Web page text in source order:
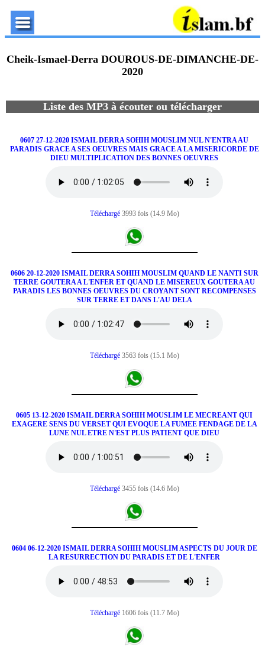
Cheik-Ismael-Derra DOUROUS-DE-DIMANCHE-DE-
2020
Liste des MP3 à écouter ou télécharger
0607 27-12-2020 ISMAIL DERRA SOHIH MOUSLIM NUL N'ENTRA AU
PARADIS GRACE A SES OEUVRES MAIS GRACE A LA MISERICORDE DE
DIEU MULTIPLICATION DES BONNES OEUVRES
Téléchargé 3993 fois (14.9 Mo)
0606 20-12-2020 ISMAIL DERRA SOHIH MOUSLIM QUAND LE NANTI SUR
TERRE GOUTERA A L'ENFER ET QUAND LE MISEREUX GOUTERA AU
PARADIS LES BONNES OEUVRES DU CROYANT SONT RECOMPENSES
SUR TERRE ET DANS L'AU DELA
Téléchargé 3563 fois (15.1 Mo)
0605 13-12-2020 ISMAIL DERRA SOHIH MOUSLIM LE MECREANT QUI
EXAGERE SENS DU VERSET QUI EVOQUE LA FUMEE FENDAGE DE LA
LUNE NUL ETRE N'EST PLUS PATIENT QUE DIEU
Téléchargé 3455 fois (14.6 Mo)
0604 06-12-2020 ISMAIL DERRA SOHIH MOUSLIM ASPECTS DU JOUR DE
LA RESURRECTION DU PARADIS ET DE L'ENFER
Téléchargé 1606 fois (11.7 Mo)